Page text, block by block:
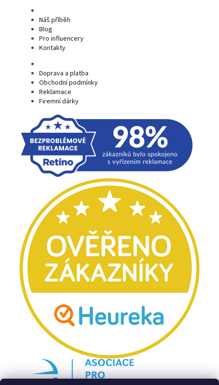
Náš příběh
Blog
Pro influencery
Kontakty
Doprava a platba
Obchodní podmínky
Reklamace
Firemní dárky